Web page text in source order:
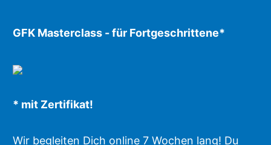
GFK Masterclass - für Fortgeschrittene*
* mit Zertifikat!
Wir begleiten Dich online 7 Wochen lang! Du